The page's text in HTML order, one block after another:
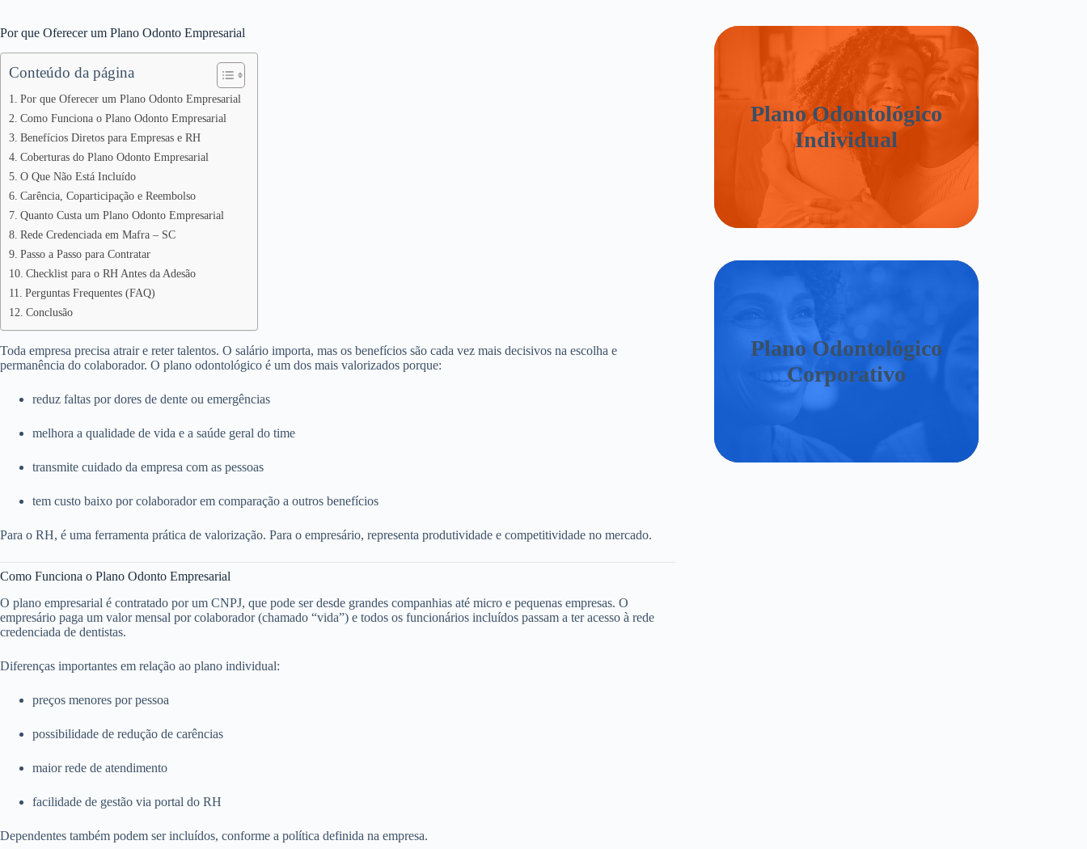
Por que Oferecer um Plano Odonto Empresarial
Conteúdo da página
Por que Oferecer um Plano Odonto Empresarial
Como Funciona o Plano Odonto Empresarial
Benefícios Diretos para Empresas e RH
Coberturas do Plano Odonto Empresarial
O Que Não Está Incluído
Carência, Coparticipação e Reembolso
Quanto Custa um Plano Odonto Empresarial
Rede Credenciada em Mafra – SC
Passo a Passo para Contratar
Checklist para o RH Antes da Adesão
Perguntas Frequentes (FAQ)
Conclusão
Toda empresa precisa atrair e reter talentos. O salário importa, mas os benefícios são cada vez mais decisivos na escolha e
permanência do colaborador. O plano odontológico é um dos mais valorizados porque:
reduz faltas por dores de dente ou emergências
melhora a qualidade de vida e a saúde geral do time
transmite cuidado da empresa com as pessoas
tem custo baixo por colaborador em comparação a outros benefícios
Para o RH, é uma ferramenta prática de valorização. Para o empresário, representa produtividade e competitividade no mercado.
Como Funciona o Plano Odonto Empresarial
O plano empresarial é contratado por um CNPJ, que pode ser desde grandes companhias até micro e pequenas empresas. O
empresário paga um valor mensal por colaborador (chamado “vida”) e todos os funcionários incluídos passam a ter acesso à rede
credenciada de dentistas.
Diferenças importantes em relação ao plano individual:
preços menores por pessoa
possibilidade de redução de carências
maior rede de atendimento
facilidade de gestão via portal do RH
Dependentes também podem ser incluídos, conforme a política definida na empresa.
Plano Odontológico
Individual
Plano Odontológico
Corporativo